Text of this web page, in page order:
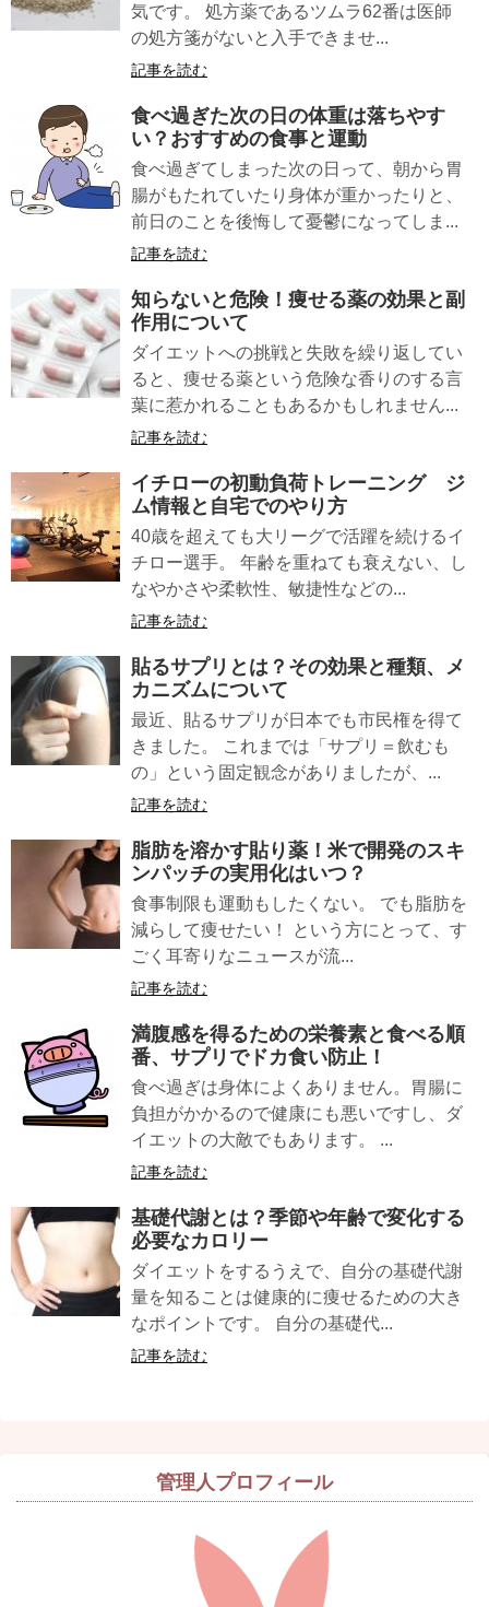
気です。 処方薬であるツムラ62番は医師
の処方箋がないと入手できませ...
記事を読む
食べ過ぎた次の日の体重は落ちやす
い？おすすめの食事と運動
食べ過ぎてしまった次の日って、朝から胃
腸がもたれていたり身体が重かったりと、
前日のことを後悔して憂鬱になってしま...
記事を読む
知らないと危険！ 痩せる薬の効果と副
作用について
ダイエットへの挑戦と失敗を繰り返してい
ると、痩せる薬という危険な香りのする言
葉に惹かれることもあるかもしれません...
記事を読む
イチローの初動負荷トレーニングジ
ム情報と自宅でのやり方
40歳を超えても大リーグで活躍を続けるイ
チロー選手。 年齢を重ねても衰えない、し
なやかさや柔軟性、敏捷性などの...
記事を読む
貼るサプリ とは？その効果と種類、メ
カニズムについて
最近、貼るサプリが日本でも市民権を得て
きました。 これまでは「サプリ＝飲むも
の」という固定観念がありましたが、...
記事を読む
脂肪を溶かす貼り薬 ！米で開発のスキ
ンパッチの実用化はいつ？
食事制限も運動もしたくない。 でも脂肪を
減らして痩せたい！ という方にとって、す
ごく耳寄りなニュースが流...
記事を読む
満腹感を得るための栄養素と食べる順
番、サプリでドカ食い防止！
食べ過ぎは身体によくありません。胃腸に
負担がかかるので健康にも悪いですし、ダ
イエットの大敵でもあります。 ...
記事を読む
基礎代謝とは？季節や年齢で変化する
必要なカロリー
ダイエットをするうえで、自分の基礎代謝
量を知ることは健康的に痩せるための大き
なポイントです。 自分の基礎代...
記事を読む
管理人プロフィール